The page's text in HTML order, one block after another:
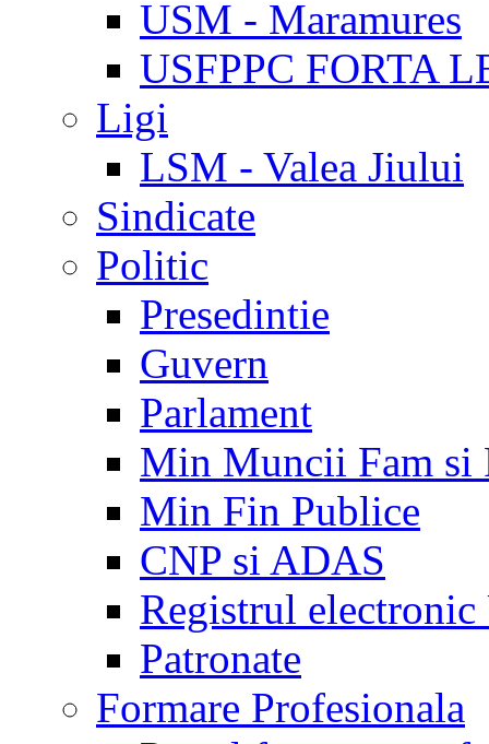
USM - Maramures
USFPPC FORTA
Ligi
LSM - Valea Jiului
Sindicate
Politic
Presedintie
Guvern
Parlament
Min Muncii Fam si
Min Fin Publice
CNP si ADAS
Registrul electronic
Patronate
Formare Profesionala